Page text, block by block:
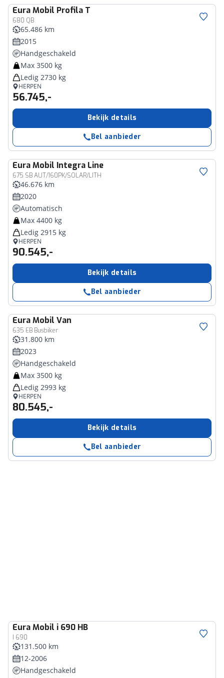
Eura Mobil Profila T
680 QB
65.486 km
2015
Handgeschakeld
Max 3500 kg
Ledig 2730 kg
HERPEN
56.745,-
Bekijk details
Bel aanbieder
Eura Mobil Integra Line
675 SB AUT/160PK/SOLAR/LITH
46.676 km
2020
Automatisch
Max 4400 kg
Ledig 2915 kg
HERPEN
90.545,-
Bekijk details
Bel aanbieder
Eura Mobil Van
635 EB Busbiker
31.800 km
2023
Handgeschakeld
Max 3500 kg
Ledig 2993 kg
HERPEN
80.545,-
Bekijk details
Bel aanbieder
Eura Mobil i 690 HB
I 690
131.500 km
12-2006
Handgeschakeld